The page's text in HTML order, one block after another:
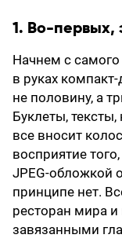
1. Во-первых,
Начнем с
в руках
не половину, а
Буклеты,
все вносит
восприятие
JPEG-обложкой
принципе нет.
ресторан мира и
завязанными